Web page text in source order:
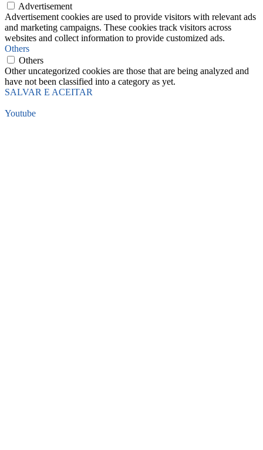
Advertisement
Advertisement cookies are used to provide visitors with relevant ads
and marketing campaigns. These cookies track visitors across
websites and collect information to provide customized ads.
Others
Others
Other uncategorized cookies are those that are being analyzed and
have not been classified into a category as yet.
SALVAR E ACEITAR
Youtube